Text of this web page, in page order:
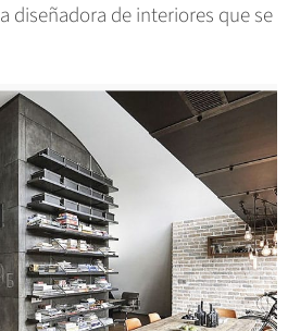
diseñadora de interiores que se